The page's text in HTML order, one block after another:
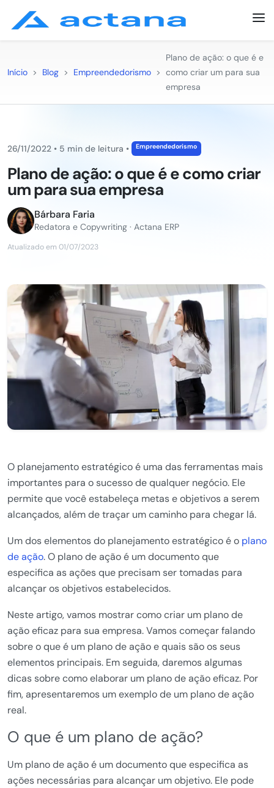
Início > Blog > Empreendedorismo >
Plano de ação: o que é e
como criar um para sua
empresa
26/11/2022 • 5 min de leitura • Empreendedorismo
Plano de ação: o que é e como criar
um para sua empresa
Bárbara Faria
Redatora e Copywriting · Actana ERP
Atualizado em 01/07/2023
O planejamento estratégico é uma das ferramentas mais
importantes para o sucesso de qualquer negócio. Ele
permite que você estabeleça metas e objetivos a serem
alcançados, além de traçar um caminho para chegar lá.
Um dos elementos do planejamento estratégico é o plano
de ação. O plano de ação é um documento que
especifica as ações que precisam ser tomadas para
alcançar os objetivos estabelecidos.
Neste artigo, vamos mostrar como criar um plano de
ação eficaz para sua empresa. Vamos começar falando
sobre o que é um plano de ação e quais são os seus
elementos principais. Em seguida, daremos algumas
dicas sobre como elaborar um plano de ação eficaz. Por
fim, apresentaremos um exemplo de um plano de ação
real.
O que é um plano de ação?
Um plano de ação é um documento que especifica as
ações necessárias para alcançar um objetivo. Ele pode